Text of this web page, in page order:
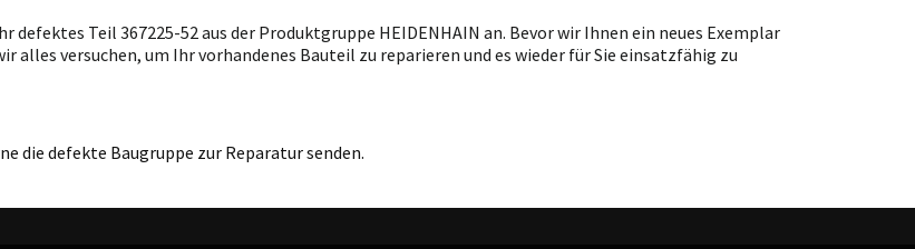
defektes Teil 367225-52 aus der Produktgruppe HEIDENHAIN an. Bevor wir Ihnen ein neues Exemplar
alles versuchen, um Ihr vorhandenes Bauteil zu reparieren und es wieder für Sie einsatzfähig zu
die defekte Baugruppe zur Reparatur senden.